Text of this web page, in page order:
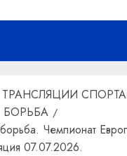
Чемпионат
07.07.2026.